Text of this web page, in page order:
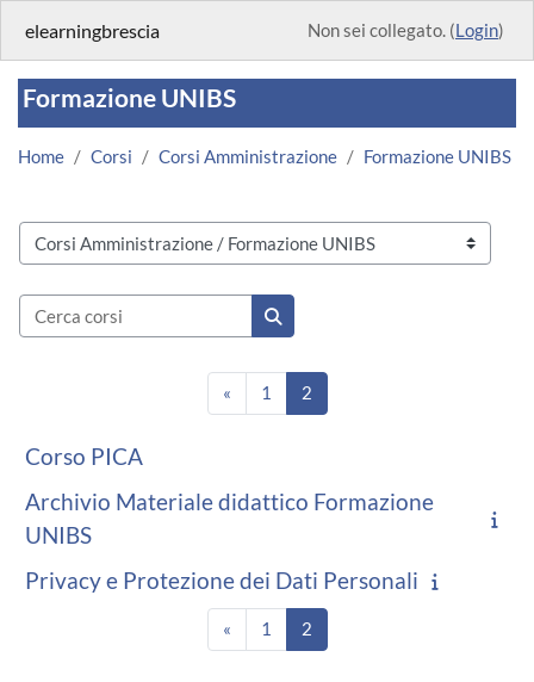
elearningbrescia Non sei collegato. (Login)
Formazione UNIBS
Home Corsi Corsi Amministrazione Formazione UNIBS
Categorie di corso
Cerca corsi
Cerca corsi
«Pagina precedente
1 Pagina 1
2Pagina 2
Corso PICA
Archivio Materiale didattico Formazione
UNIBS
Privacy e Protezione dei Dati Personali
«Pagina precedente
1 Pagina 1
2Pagina 2